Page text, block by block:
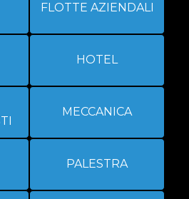
FLOTTE AZIENDALI
HOTEL
MECCANICA
PALESTRA